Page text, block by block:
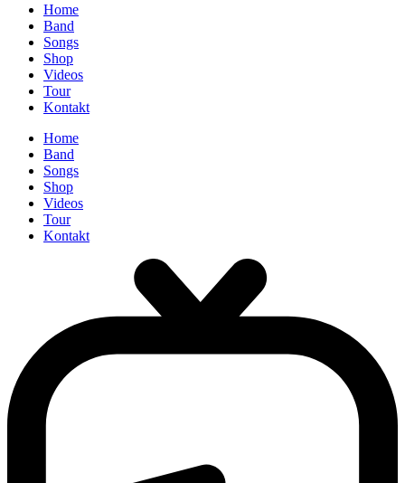
Home
Band
Songs
Shop
Videos
Tour
Kontakt
Home
Band
Songs
Shop
Videos
Tour
Kontakt